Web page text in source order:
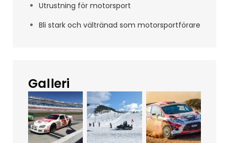
Utrustning för motorsport
Bli stark och vältränad som motorsportförare
Galleri